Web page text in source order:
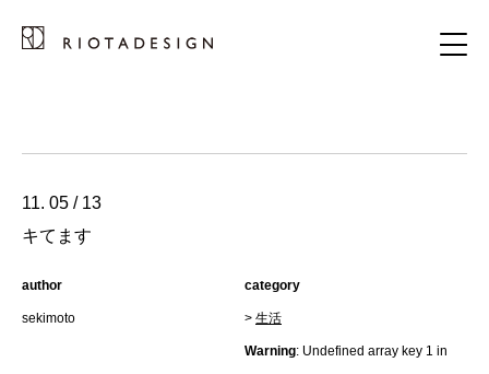
11. 05 / 13
キてます
author
sekimoto
category
> 生活
Warning: Undefined array key 1 in